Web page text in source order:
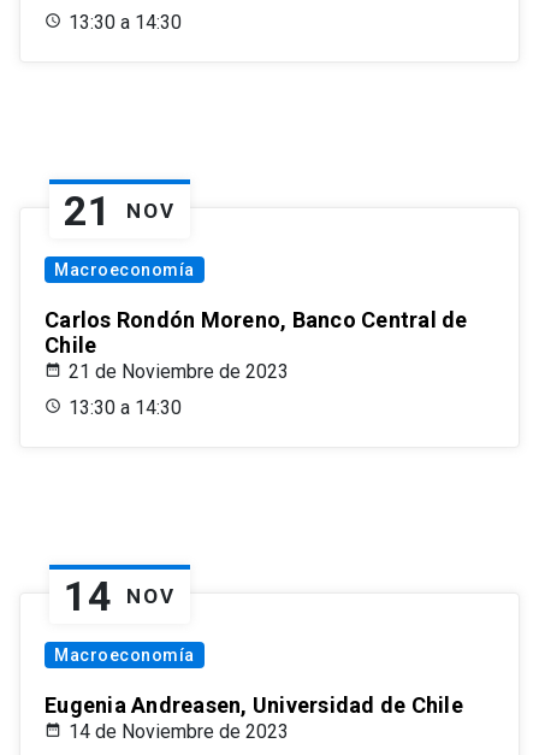
13:30 a 14:30
21 NOV
Macroeconomía
Carlos Rondón Moreno, Banco Central de
Chile
21 de Noviembre de 2023
13:30 a 14:30
14 NOV
Macroeconomía
Eugenia Andreasen, Universidad de Chile
14 de Noviembre de 2023